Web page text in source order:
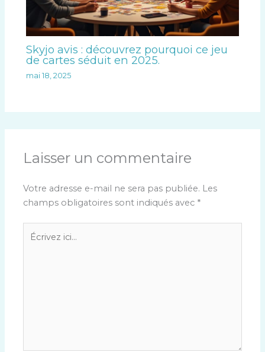
Skyjo avis : découvrez pourquoi ce jeu
de cartes séduit en 2025.
mai 18, 2025
Laisser un commentaire
Votre adresse e-mail ne sera pas publiée. Les
champs obligatoires sont indiqués avec *
Écrivez
ici…